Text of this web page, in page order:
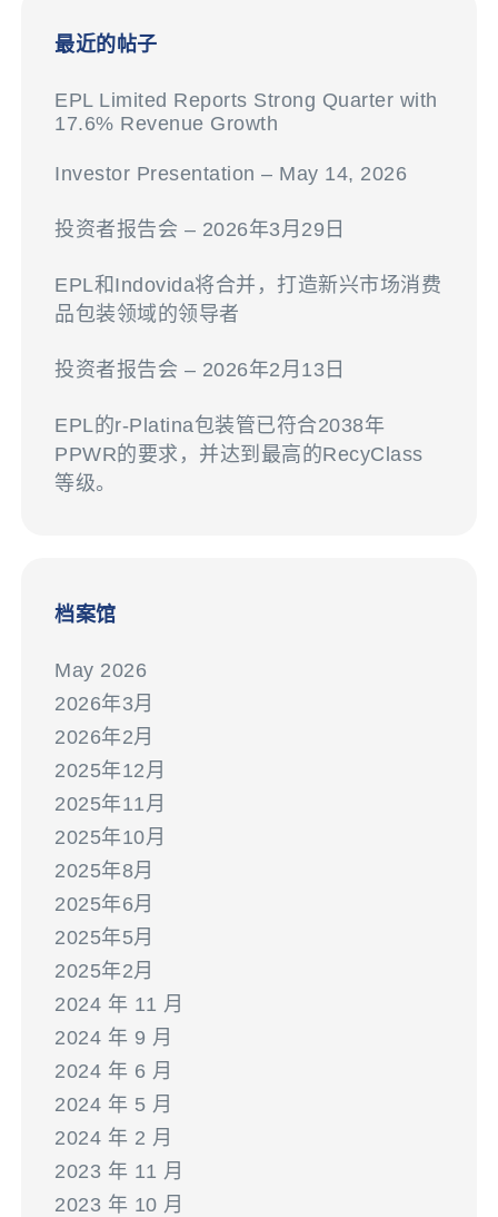
最近的帖子
EPL Limited Reports Strong Quarter with
17.6% Revenue Growth
Investor Presentation – May 14, 2026
投资者报告会 – 2026年3月29日
EPL和Indovida将合并，打造新兴市场消费
品包装领域的领导者
投资者报告会 – 2026年2月13日
EPL的r-Platina包装管已符合2038年
PPWR的要求，并达到最高的RecyClass
等级。
档案馆
May 2026
2026年3月
2026年2月
2025年12月
2025年11月
2025年10月
2025年8月
2025年6月
2025年5月
2025年2月
2024 年 11 月
2024 年 9 月
2024 年 6 月
2024 年 5 月
2024 年 2 月
2023 年 11 月
2023 年 10 月